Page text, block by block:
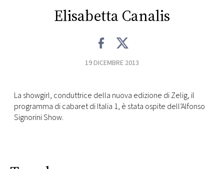
Elisabetta Canalis
19 DICEMBRE 2013
La showgirl, conduttrice della nuova edizione di Zelig, il
programma di cabaret di Italia 1, è stata ospite dell’Alfonso
Signorini Show.